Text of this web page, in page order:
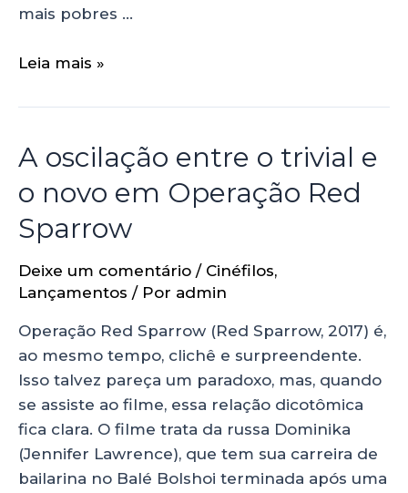
mais pobres …
Leia mais »
A oscilação entre o trivial e
o novo em Operação Red
Sparrow
Deixe um comentário / Cinéfilos,
Lançamentos / Por admin
Operação Red Sparrow (Red Sparrow, 2017) é,
ao mesmo tempo, clichê e surpreendente.
Isso talvez pareça um paradoxo, mas, quando
se assiste ao filme, essa relação dicotômica
fica clara. O filme trata da russa Dominika
(Jennifer Lawrence), que tem sua carreira de
bailarina no Balé Bolshoi terminada após uma